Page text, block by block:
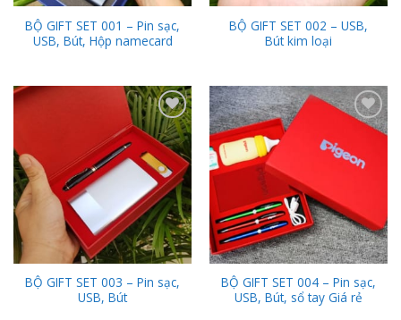
BỘ GIFT SET 001 – Pin sạc,
USB, Bút, Hộp namecard
BỘ GIFT SET 002 – USB,
Bút kim loại
Add to
Wishlist
BỘ GIFT SET 003 – Pin sạc,
USB, Bút
Add to
BỘ GIFT SET 004 – Pin sạc,
USB, Bút, sổ tay Giá rẻ